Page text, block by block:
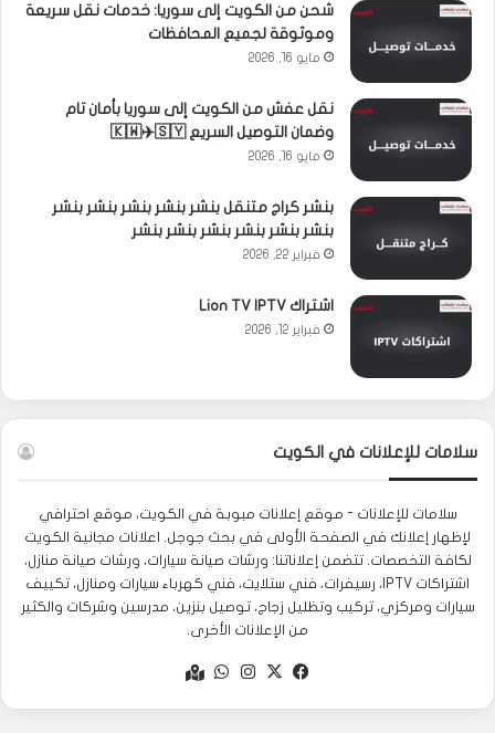
شحن من الكويت إلى سوريا: خدمات نقل سريعة
وموثوقة لجميع المحافظات
مايو 16, 2026
نقل عفش من الكويت إلى سوريا بأمان تام
وضمان التوصيل السريع 🇰🇼✈️🇸🇾
مايو 16, 2026
بنشر كراج متنقل بنشر بنشر بنشر بنشر بنشر
بنشر بنشر بنشر بنشر بنشر بنشر
فبراير 22, 2026
اشتراك Lion TV IPTV
فبراير 12, 2026
سلامات للإعلانات في الكويت
سلامات للإعلانات - موقع إعلانات مبوبة في الكويت، موقع احترافي
لإظهار إعلانك في الصفحة الأولى في بحث جوجل. اعلانات مجانية الكويت
لكافة التخصصات. تتضمن إعلاناتنا: ورشات صيانة سيارات، ورشات صيانة منازل،
اشتراكات IPTV، رسيفرات، فني ستلايت، فني كهرباء سيارات ومنازل، تكييف
سيارات ومركزي، تركيب وتظليل زجاج، توصيل بنزين، مدرسين وشركات والكثير
من الإعلانات الأخرى.
فيسبوك
‫X انستقرام
واتساب